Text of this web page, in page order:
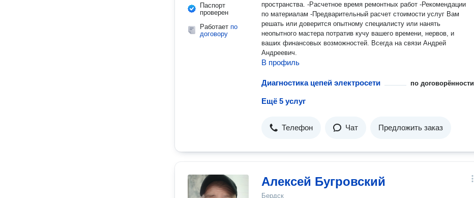
Паспорт
проверен
Работает по
договору
пространства. -Расчетное время ремонтных работ -Рекомендации
по материалам -Предварительный расчет стоимости услуг Вам
решать или доверится опытному специалисту или нанять
неопытного мастера потратив кучу вашего времени, нервов, и
ваших финансовых возможностей. Всегда на связи Андрей
Андреевич.
В профиль
Диагностика цепей электросети по договорённости
Ещё 5 услуг
Телефон Чат Предложить заказ
Алексей Бугровский
Бердск